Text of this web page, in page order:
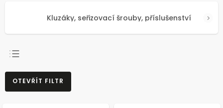
Kluzáky, seřizovací šrouby, příslušenství
NEJPRODÁVANĚJŠÍ
NEJLEVNĚJŠÍ
OTEVŘÍT FILTR